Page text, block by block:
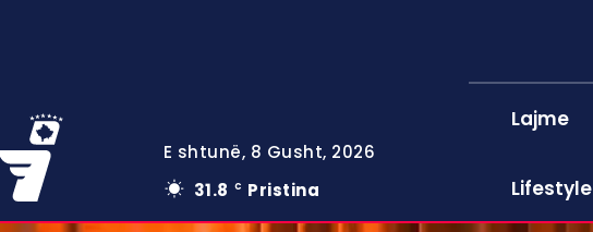
E shtunë, 8 Gusht, 2026
31.8
C Pristina
Lajme
Lifestyle